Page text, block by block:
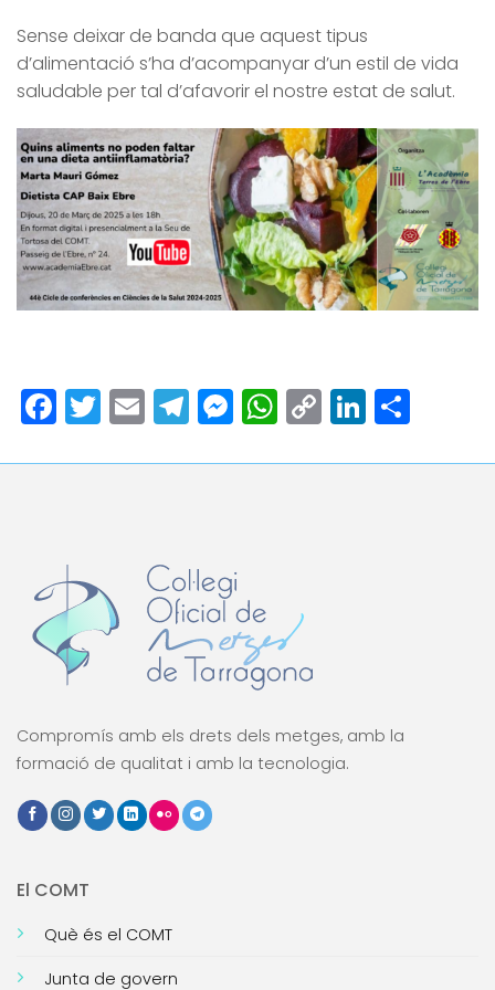
Sense deixar de banda que aquest tipus
d’alimentació s’ha d’acompanyar d’un estil de vida
saludable per tal d’afavorir el nostre estat de salut.
Facebook
Twitter
EmailTelegram
Messenger
WhatsApp
Copy
Link
Compromís amb els drets dels metges, amb la
formació de qualitat i amb la tecnologia.
El COMT
Què és el COMT
Junta de govern